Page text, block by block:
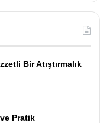
Bir Atıştırmalık
Pratik